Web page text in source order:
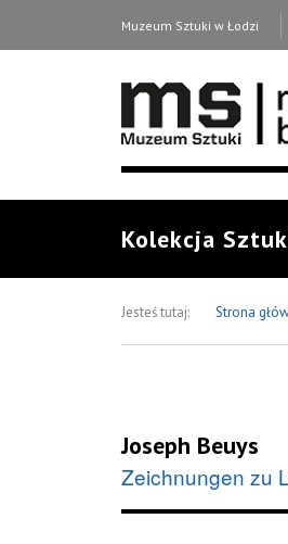
Muzeum Sztuki w Łodzi
Kolekcja
Jesteś tutaj: Strona
Joseph Beuys
Zeichnungen zu